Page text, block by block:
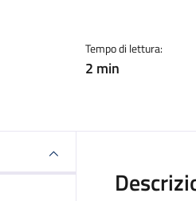
Tempo di lettura:
2 min